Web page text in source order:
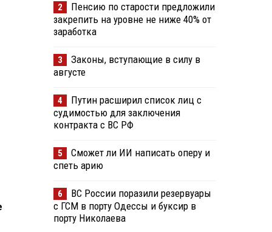
2
Пенсию по старости предложили
закрепить на уровне не ниже 40% от
заработка
3
Законы, вступающие в силу в
августе
4
Путин расширил список лиц с
судимостью для заключения
контракта с ВС РФ
5
Сможет ли ИИ написать оперу и
спеть арию
6
ВС России поразили резервуары
с ГСМ в порту Одессы и буксир в
порту Николаева